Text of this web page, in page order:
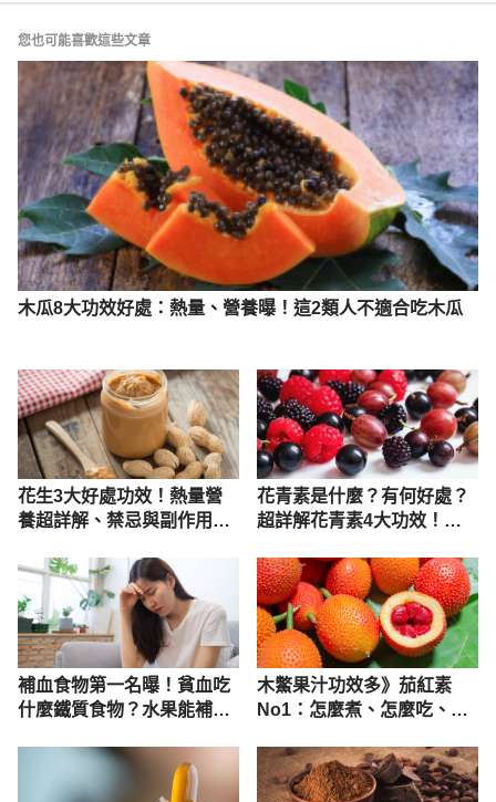
會）https://www.twvns.org/info/faq/315-2016-06-
21-08-02-35 Accessed Mar 25, 2022
糖友看過來，營養師教你冰涼一「夏」（台中榮民總
醫院嘉義分院）
http://www.vhcy.gov.tw/UnitPage/RowViewDetail?
WebRowsID=0f2d99c8-d1c0-46ea-ad20-
07a3d9e74757&UnitID=588335b6-5dab-45fc-
84d2-0b3092e85daa&CompanyID=e8e0488e-
54a0-44bf-b10c-
d029c423f6e7&UnitDefaultTemplate=1 Accessed
清爽少糖少負擔 健康fun暑假！（衛福部）
https://www.hpa.gov.tw/Pages/Detail.aspx?
nodeid=1425&pid=9799
Accessed Mar 25, 2022
食品營養成分資料庫（衛福部）
https://consumer.fda.gov.tw/Food/tfndDetail.aspx?
您也可能喜歡這些文章
木瓜8大功效好處：熱量、營養曝！這2類人不適合吃木瓜
花生3大好處功效！熱量營
養超詳解、禁忌與副作用一
花青素是什麼？有何好處？
超詳解花青素4大功效！花
補血食物第一名曝！貧血吃
什麼鐵質食物？水果能補血
木鱉果汁功效多》茄紅素
No1：怎麼煮、怎麼吃、禁